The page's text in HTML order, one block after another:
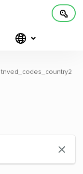
tnved_codes_country2